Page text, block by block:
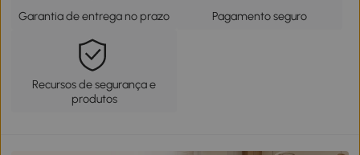
Garantia de entrega no prazo Pagamento seguro
Recursos de segurança e
produtos